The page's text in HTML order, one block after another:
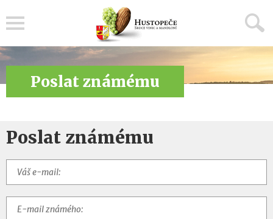
Poslat známému
Poslat známému